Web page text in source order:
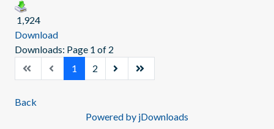
1,924
Download
Downloads: Page 1 of 2
1
2
Back
Powered by jDownloads